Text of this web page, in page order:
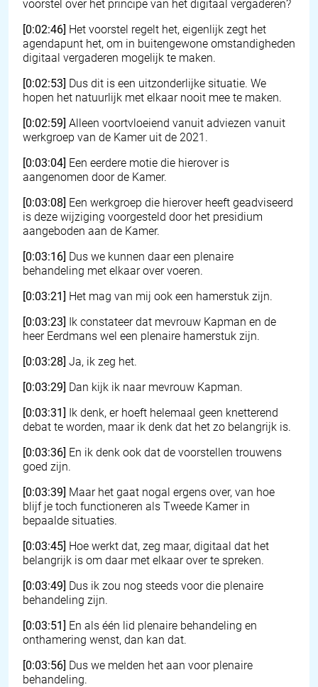
voorstel over het principe van het digitaal vergaderen?
[0:02:46] Het voorstel regelt het, eigenlijk zegt het
agendapunt het, om in buitengewone omstandigheden
digitaal vergaderen mogelijk te maken.
[0:02:53] Dus dit is een uitzonderlijke situatie. We
hopen het natuurlijk met elkaar nooit mee te maken.
[0:02:59] Alleen voortvloeiend vanuit adviezen vanuit
werkgroep van de Kamer uit de 2021.
[0:03:04] Een eerdere motie die hierover is
aangenomen door de Kamer.
[0:03:08] Een werkgroep die hierover heeft geadviseerd
is deze wijziging voorgesteld door het presidium
aangeboden aan de Kamer.
[0:03:16] Dus we kunnen daar een plenaire
behandeling met elkaar over voeren.
[0:03:21] Het mag van mij ook een hamerstuk zijn.
[0:03:23] Ik constateer dat mevrouw Kapman en de
heer Eerdmans wel een plenaire hamerstuk zijn.
[0:03:28] Ja, ik zeg het.
[0:03:29] Dan kijk ik naar mevrouw Kapman.
[0:03:31] Ik denk, er hoeft helemaal geen knetterend
debat te worden, maar ik denk dat het zo belangrijk is.
[0:03:36] En ik denk ook dat de voorstellen trouwens
goed zijn.
[0:03:39] Maar het gaat nogal ergens over, van hoe
blijf je toch functioneren als Tweede Kamer in
bepaalde situaties.
[0:03:45] Hoe werkt dat, zeg maar, digitaal dat het
belangrijk is om daar met elkaar over te spreken.
[0:03:49] Dus ik zou nog steeds voor die plenaire
behandeling zijn.
[0:03:51] En als één lid plenaire behandeling en
onthamering wenst, dan kan dat.
[0:03:56] Dus we melden het aan voor plenaire
behandeling.